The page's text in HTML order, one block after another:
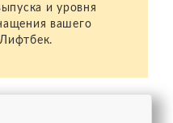
и уровня
вашего